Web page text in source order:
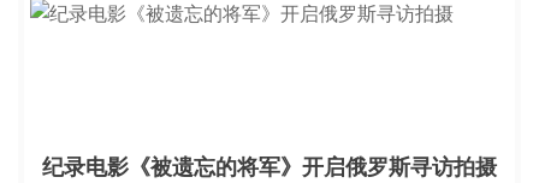
纪录电影《被遗忘的将军》开启俄罗斯寻访拍摄